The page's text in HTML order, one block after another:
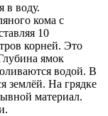
в воду.
кома с
10
корней. Это
ямок
водой. В
землёй. На грядке
материал.